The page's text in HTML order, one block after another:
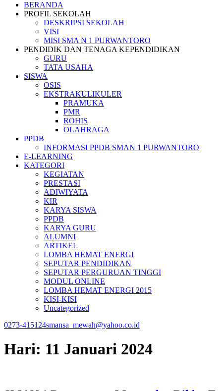
BERANDA
PROFIL SEKOLAH
DESKRIPSI SEKOLAH
VISI
MISI SMA N 1 PURWANTORO
PENDIDIK DAN TENAGA KEPENDIDIKAN
GURU
TATA USAHA
SISWA
OSIS
EKSTRAKULIKULER
PRAMUKA
PMR
ROHIS
OLAHRAGA
PPDB
INFORMASI PPDB SMAN 1 PURWANTORO
E-LEARNING
KATEGORI
KEGIATAN
PRESTASI
ADIWIYATA
KIR
KARYA SISWA
PPDB
KARYA GURU
ALUMNI
ARTIKEL
LOMBA HEMAT ENERGI
SEPUTAR PENDIDIKAN
SEPUTAR PERGURUAN TINGGI
MODUL ONLINE
LOMBA HEMAT ENERGI 2015
KISI-KISI
Uncategorized
0273-415124smansa_mewah@yahoo.co.id
Hari: 11 Januari 2024